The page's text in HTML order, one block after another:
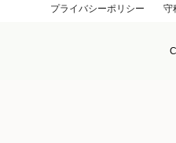
プライバシーポリシー 守